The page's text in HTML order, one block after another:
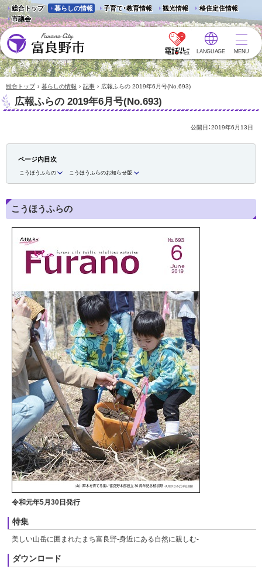
総合トップ 暮らしの情報 子育て・教育情報 観光情報
移住定住情報
市議会
富良野市 - Frano City
LANGUAGE MENU
総合トップ › 暮らしの情報 › 記事 › 広報ふらの 2019年6月号(No.693)
広報ふらの 2019年6月号(No.693)
公開日：2019年6月13日
ページ内目次
こうほうふらの こうほうふらのお知らせ版
こうほうふらの
令和元年5月30日発行
特集
美しい山岳に囲まれたまち富良野-身近にある自然に親しむ-
ダウンロード